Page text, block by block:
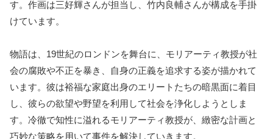
す。作画は三好輝さんが担当し、竹内良輔さんが構成を手掛
けています。
物語は、19世紀のロンドンを舞台に、モリアーティ教授が社
会の腐敗や不正を暴き、自身の正義を追求する姿が描かれて
います。彼は裕福な家庭出身のエリートたちの暗黒面に着目
し、彼らの欲望や野望を利用して社会を浄化しようとしま
す。冷徹で知性に溢れるモリアーティ教授が、緻密な計画と
巧妙な策略を用いて事件を解決していきます。